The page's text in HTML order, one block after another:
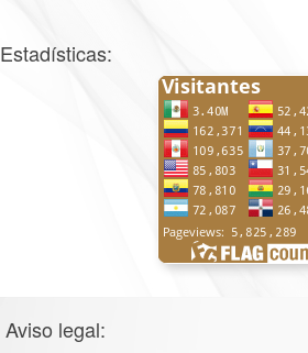
Estadísticas:
Aviso legal: